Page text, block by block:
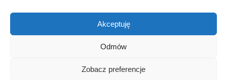
Akceptuję
Odmów
Zobacz preferencje